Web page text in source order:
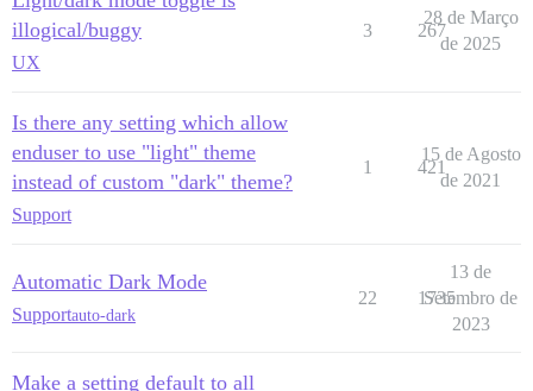
illogical/buggy
UX
3 267
28 de Março
de 2025
Is there any setting which allow
enduser to use "light" theme
instead of custom "dark" theme?
Support
1 421
15 de Agosto
de 2021
Automatic Dark Mode
Supportauto-dark
22 1735
13 de
Setembro de
2023
Make a setting default to all